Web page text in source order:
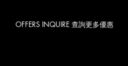
OFFERS INQUIRE 查詢更多優惠